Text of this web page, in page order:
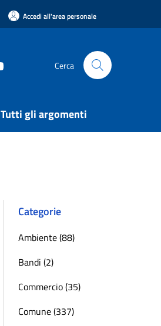
Accedi all'area personale
Cerca
Tutti gli argomenti
Categorie
Ambiente (88)
Bandi (2)
Commercio (35)
Comune (337)